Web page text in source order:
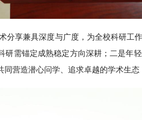
分享兼具深度与广度，为全校科研工
研需锚定成熟稳定方向深耕；二是年
营造潜心问学、追求卓越的学术生